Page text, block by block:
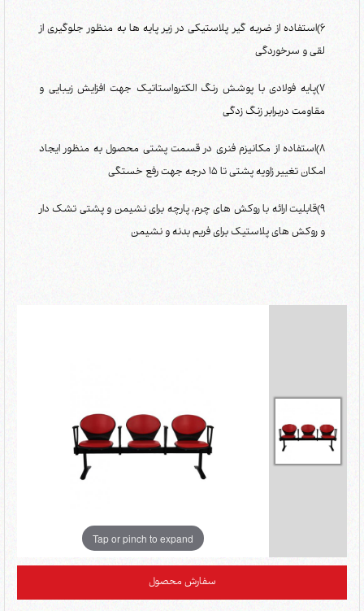
6)استفاده از ضربه گیر پلاستیکی در زیر پایه ها به منظور جلوگیری از
لقی و سرخوردگی
7)پایه فولادی با پوشش رنگ الکترواستاتیک جهت افزایش زیبایی و
مقاومت دربرابر زنگ زدگی
8)استفاده از مکانیزم فنری در قسمت پشتی محصول به منظور ایجاد
امکان تغییر زاویه پشتی تا 15 درجه جهت رفع خستگی
9)قابلیت ارائه با روکش های چرم، پارچه برای نشیمن و پشتی تشک دار
و روکش های پلاستیک برای فریم بدنه و نشیمن
Tap or pinch to expand
سفارش محصول